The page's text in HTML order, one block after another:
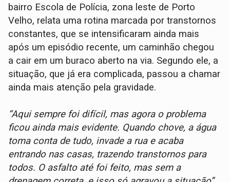
bairro Escola de Polícia, zona leste de Porto
Velho, relata uma rotina marcada por transtornos
constantes, que se intensificaram ainda mais
após um episódio recente, um caminhão chegou
a cair em um buraco aberto na via. Segundo ele, a
situação, que já era complicada, passou a chamar
ainda mais atenção pela gravidade.
“Aqui sempre foi difícil, mas agora o problema
ficou ainda mais evidente. Quando chove, a água
toma conta de tudo, invade a rua e acaba
entrando nas casas, trazendo transtornos para
todos. O asfalto até foi feito, mas sem a